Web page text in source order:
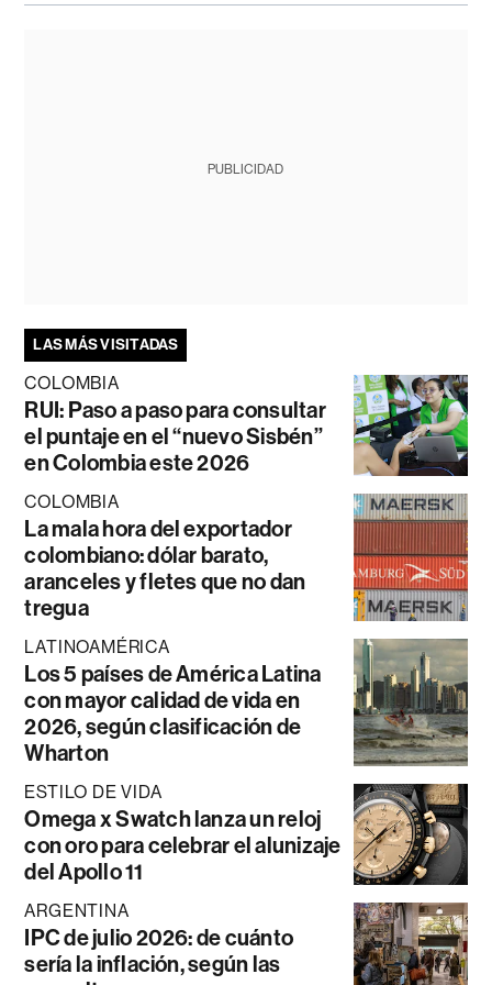
PUBLICIDAD
LAS MÁS VISITADAS
COLOMBIA
RUI: Paso a paso para consultar
el puntaje en el “nuevo Sisbén”
en Colombia este 2026
COLOMBIA
La mala hora del exportador
colombiano: dólar barato,
aranceles y fletes que no dan
tregua
LATINOAMÉRICA
Los 5 países de América Latina
con mayor calidad de vida en
2026, según clasificación de
Wharton
ESTILO DE VIDA
Omega x Swatch lanza un reloj
con oro para celebrar el alunizaje
del Apollo 11
ARGENTINA
IPC de julio 2026: de cuánto
sería la inflación, según las